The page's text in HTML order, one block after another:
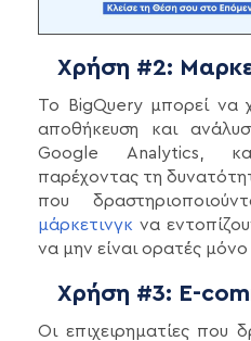
Χρήση #2:
Το BigQuery μπορεί να
αποθήκευση και
Google Analytics,
παρέχοντας τη
που
μάρκετινγκ να
να μην είναι ορατές
Χρήση #3: E-
Οι επιχειρηματίες που